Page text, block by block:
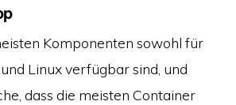
Komponenten sowohl für
Linux verfügbar sind, und
dass die meisten Container